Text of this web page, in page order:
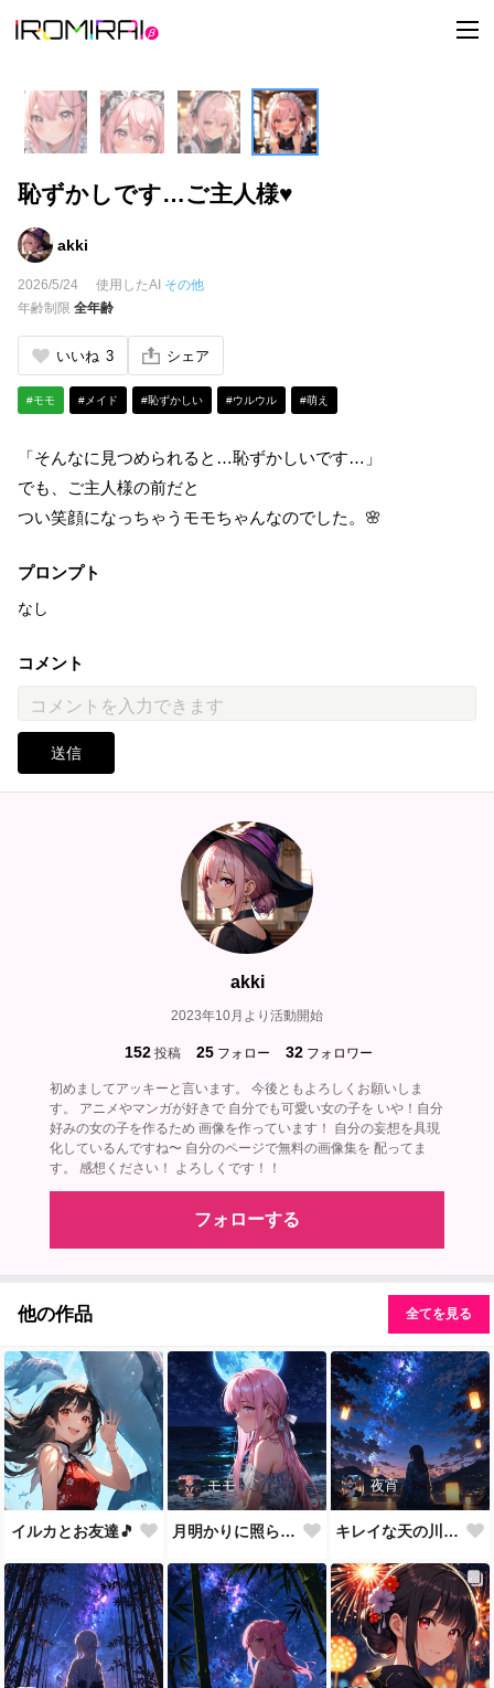
t
o
恥ずかしです…ご主人様♥
akki
2026/5/24 使用したAI その他
年齢制限 全年齢
いいね 3 シェア
#モモ #メイド #恥ずかしい #ウルウル #萌え
「そんなに見つめられると…恥ずかしいです…」
でも、ご主人様の前だと
つい笑顔になっちゃうモモちゃんなのでした。🌸
プロンプト
なし
コメント
送信
akki
2023年10月より活動開始
152 投稿 25 フォロー 32 フォロワー
初めましてアッキーと言います。 今後ともよろしくお願いしま
す。 アニメやマンガが好きで 自分でも可愛い女の子を いや！自分
好みの女の子を作るため 画像を作っています！ 自分の妄想を具現
化しているんですね〜 自分のページで無料の画像集を 配ってま
す。 感想ください！ よろしくです！！
フォローする
他の作品 全てを見る
イルカとお友達🎵
モモ
月明かりに照らされて🎵
夜宵
キレイな天の川が一面に…